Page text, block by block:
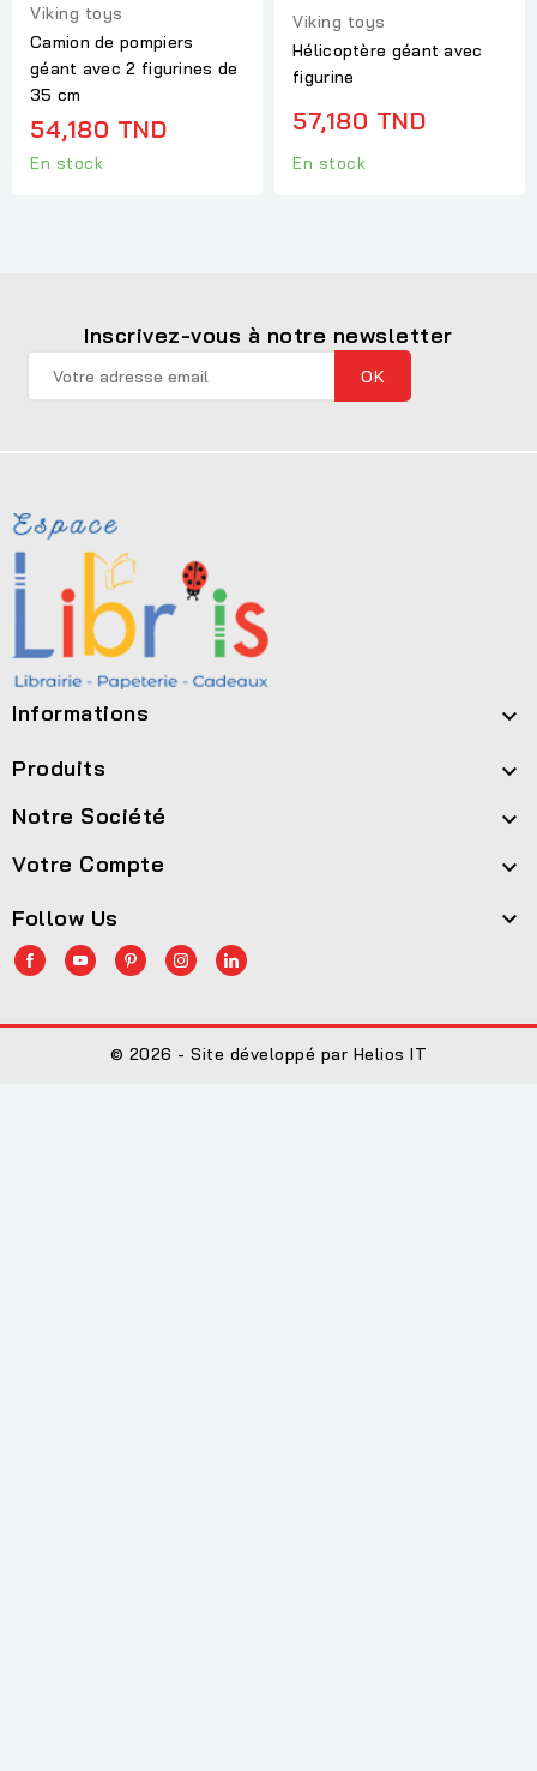
Viking toys
Camion de pompiers
géant avec 2 figurines de
35 cm
54,180 TND
En stock
Viking toys
Hélicoptère géant avec
figurine
57,180 TND
En stock
Inscrivez-vous à notre newsletter
Informations 
Produits 
Notre Société 
Votre Compte 
Follow Us 
© 2026 - Site développé par Helios IT